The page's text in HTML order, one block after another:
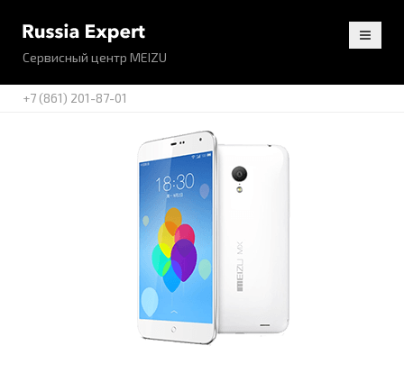
Сервисный центр MEIZU
+7 (861) 201-87-01